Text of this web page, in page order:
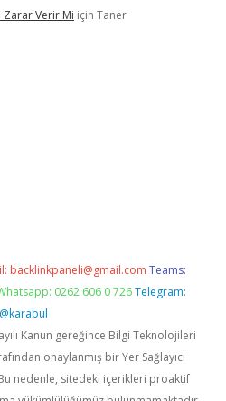
Zarar Verir Mi için Taner
backlinkpaneli@gmail.com Teams:
0262 606 0 726 Telegram:
@karabul
Kanun gereğince Bilgi Teknolojileri
onaylanmış bir Yer Sağlayıcı
nedenle, sitedeki içerikleri proaktif